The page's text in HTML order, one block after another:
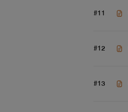
#11
#12
#13